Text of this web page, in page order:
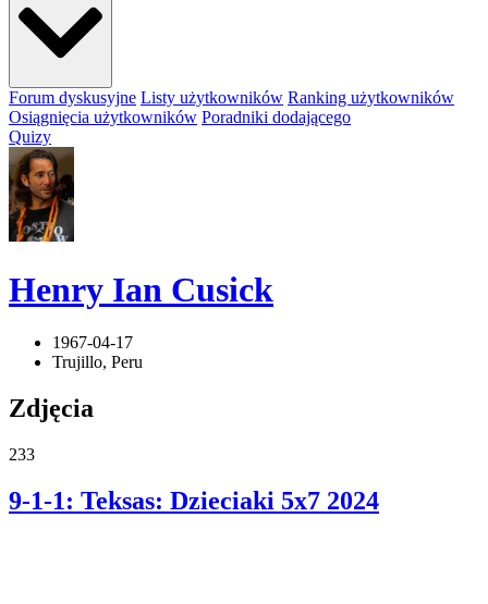
Forum dyskusyjne Listy użytkowników Ranking użytkowników
Osiągnięcia użytkowników Poradniki dodającego
Quizy
Henry Ian Cusick
1967-04-17
Trujillo, Peru
Zdjęcia
233
9-1-1: Teksas: Dzieciaki 5x7 2024